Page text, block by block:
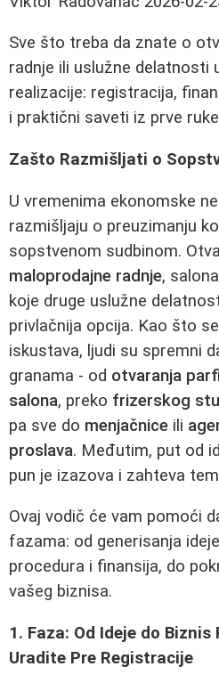
Sve što treba da znate o
radnje ili uslužne delatnosti
realizacije: registracija,
i praktični saveti iz prve
Zašto Razmišljati o
U vremenima ekonomske
razmišljaju o preuzimanju
sopstvenom sudbinom.
maloprodajne radnje,
koje druge uslužne
privlačnija opcija. Kao što
iskustava, ljudi su spremni
granama - od otvaranja
salona, preko frizerskog
pa sve do menjačnice ili
proslava. Međutim, put od
pun je izazova i zahteva
Ovaj vodič će vam pomoći
fazama: od generisanja
procedura i finansija, do
vašeg biznisa.
1. Faza: Od Ideje do
Uradite Pre Registracije